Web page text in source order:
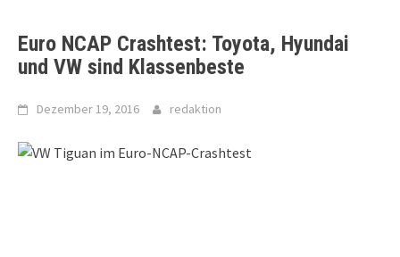
Euro NCAP Crashtest: Toyota, Hyundai
und VW sind Klassenbeste
Dezember 19, 2016 redaktion